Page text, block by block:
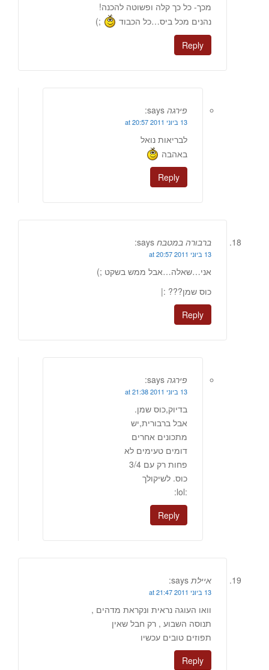
מכך- כל כך קלה ופשוטה להכנה!
נהנים מכל ביס…כל הכבוד
;)
Reply
פירגה says:
13 ביוני 2011 at 20:57
לבריאות נואל
באהבה
Reply
ברבורה במטבח says:
13 ביוני 2011 at 20:57
אני…שאלה…אבל ממש בשקט ;)
כוס שמן??? :|
Reply
פירגה says:
13 ביוני 2011 at 21:38
בדיוק,כוס שמן.
אבל ברבורית,יש
מתכונים אחרים
דומים טעימים לא
פחות רק עם 3/4
כוס. לשיקולך
:lol:
Reply
איילת says:
13 ביוני 2011 at 21:47
וואו העוגה נראית ונקראת מדהים ,
תנוסה השבוע , רק חבל שאין
תפוזים טובים עכשיו
Reply